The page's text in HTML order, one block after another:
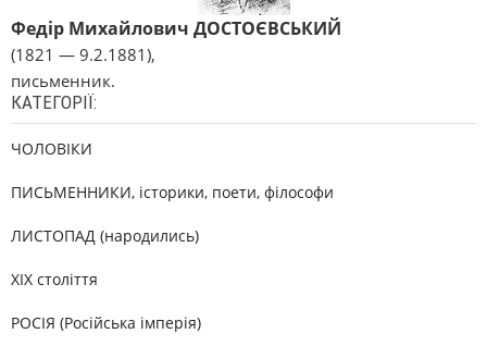
Федір Михайлович ДОСТОЄВСЬКИЙ
(1821 — 9.2.1881),
письменник.
КАТЕГОРІЇ:
ЧОЛОВІКИ
ПИСЬМЕННИКИ, історики, поети, філософи
ЛИСТОПАД (народились)
XIX століття
РОСІЯ (Російська імперія)